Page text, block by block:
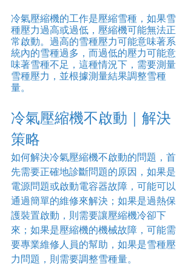
冷氣壓縮機的工作是壓縮雪種，如果雪
種壓力過高或過低，壓縮機可能無法正
常啟動。過高的雪種壓力可能意味著系
統內的雪種過多，而過低的壓力可能意
味著雪種不足，這種情況下，需要測量
雪種壓力，並根據測量結果調整雪種
量。
冷氣壓縮機不啟動｜解決
策略
如何解決冷氣壓縮機不啟動的問題，首
先需要正確地診斷問題的原因，如果是
電源問題或啟動電容器故障，可能可以
通過簡單的維修來解決；如果是過熱保
護裝置啟動，則需要讓壓縮機冷卻下
來；如果是壓縮機的機械故障，可能需
要專業維修人員的幫助，如果是雪種壓
力問題，則需要調整雪種量。